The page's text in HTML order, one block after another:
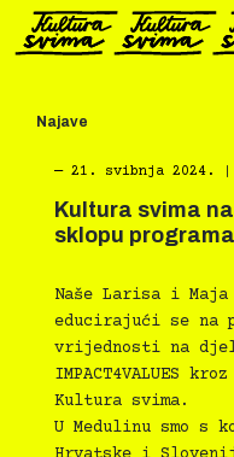
Preskoči
sadržaj
Najave
― 21. svibnja 2024.
Kultura svima
sklopu
Naše Larisa i
educirajući se na
vrijednosti na
IMPACT4VALUES
Kultura svima.
U Medulinu smo s